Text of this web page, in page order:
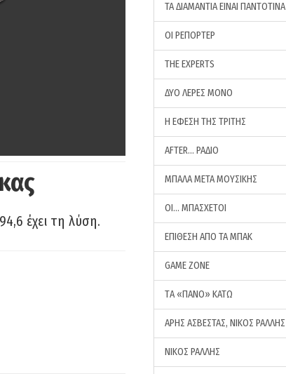
έχει τη λύση.
ΤΑ ΔΙΑΜΑΝΤΙΑ ΕΙΝΑΙ ΠΑΝΤΟΤΙΝΑ
ΟΙ ΡΕΠΟΡΤΕΡ
THE EXPERTS
ΔΥΟ ΛΕΡΕΣ ΜΟΝΟ
Η ΕΦΕΣΗ ΤΗΣ ΤΡΙΤΗΣ
AFTER… ΡΑΔΙΟ
ΜΠΑΛΑ ΜΕΤΑ ΜΟΥΣΙΚΗΣ
ΟΙ… ΜΠΑΣΧΕΤΟΙ
ΕΠΙΘΕΣΗ ΑΠΟ ΤΑ ΜΠΑΚ
GAME ZONE
ΤA «ΠΑΝΟ» ΚΑΤΩ
ΑΡΗΣ ΑΣΒΕΣΤΑΣ, ΝΙΚΟΣ ΡΑΛΛΗΣ
ΝΙΚΟΣ ΡΑΛΛΗΣ